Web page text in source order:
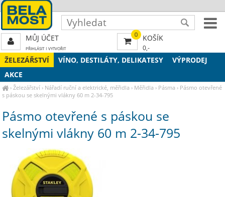
ŽELEZÁŘSTVÍ VÍNO, DESTILÁTY, DELIKATESY
VÝPRODEJ
AKCE
›Železářství › Nářadí ruční a elektrické, měřidla › Měřidla › Pásma › Pásmo otevřené
s páskou se skelnými vlákny 60 m 2-34-795
Pásmo otevřené s páskou se
skelnými vlákny 60 m 2-34-795
0 KOŠÍK
0,-
MŮJ ÚČET
PŘIHLÁSIT| VYTVOŘIT